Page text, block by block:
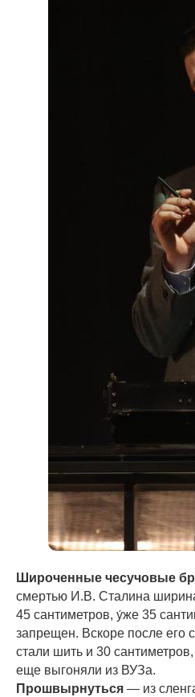
Широченные чесучовые
смертью И.В. Сталина
45 сантиметров, у́же 35
запрещен. Вскоре после его
стали шить и 30
еще выгоняли из ВУЗа.
Прошвырнуться — из